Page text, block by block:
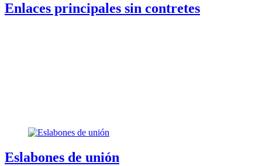
Enlaces principales sin contretes
Eslabones de unión